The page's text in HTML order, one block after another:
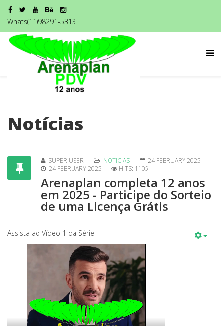
Whats(11)98291-5313
Notícias
SUPER USER NOTICIAS
24 FEBRUARY 2025
24 FEBRUARY 2025
HITS: 1105
Arenaplan completa 12 anos
em 2025 - Participe do Sorteio
de uma Licença Grátis
Assista ao Vídeo 1 da Série